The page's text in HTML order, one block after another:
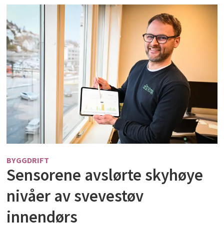
BYGGDRIFT
Sensorene avslørte skyhøye
nivåer av svevestøv
innendørs